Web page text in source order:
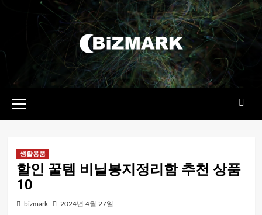
메뉴
생활용품
할인 꿀템 비닐봉지정리함 추천 상품
10
bizmark 2024년 4월 27일